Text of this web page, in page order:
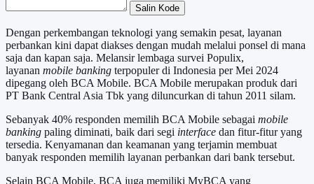
Salin Kode
Dengan perkembangan teknologi yang semakin pesat, layanan
perbankan kini dapat diakses dengan mudah melalui ponsel di mana
saja dan kapan saja. Melansir lembaga survei Populix,
layanan mobile banking terpopuler di Indonesia per Mei 2024
dipegang oleh BCA Mobile. BCA Mobile merupakan produk dari
PT Bank Central Asia Tbk yang diluncurkan di tahun 2011 silam.
Sebanyak 40% responden memilih BCA Mobile sebagai mobile
banking paling diminati, baik dari segi interface dan fitur-fitur yang
tersedia. Kenyamanan dan keamanan yang terjamin membuat
banyak responden memilih layanan perbankan dari bank tersebut.
Selain BCA Mobile, BCA juga memiliki MyBCA yang